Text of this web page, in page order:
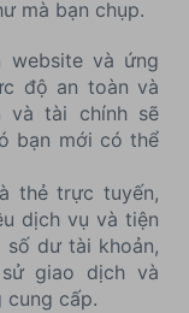
mà bạn chụp.
website và ứng
độ an toàn và
và tài chính sẽ
bạn mới có thể
thẻ trực tuyến,
dịch vụ và tiện
số dư tài khoản,
giao dịch và
cung cấp.